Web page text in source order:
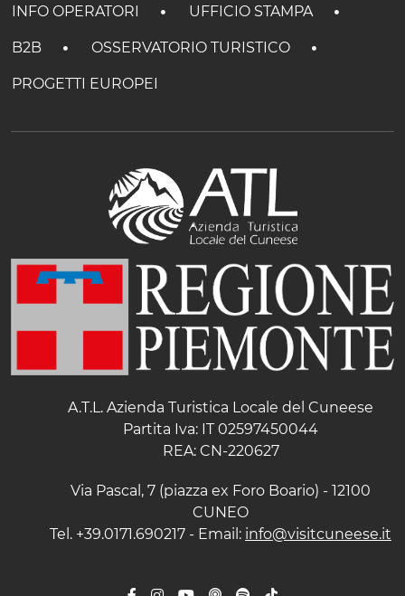
INFO OPERATORI UFFICIO STAMPA
B2B OSSERVATORIO TURISTICO
PROGETTI EUROPEI
A.T.L. Azienda Turistica Locale del Cuneese
Partita Iva: IT 02597450044
REA: CN-220627
Via Pascal, 7 (piazza ex Foro Boario) - 12100
CUNEO
Tel. +39.0171.690217 - Email: info@visitcuneese.it